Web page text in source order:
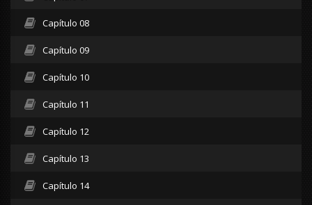
Capítulo 08
Capítulo 09
Capítulo 10
Capítulo 11
Capítulo 12
Capítulo 13
Capítulo 14